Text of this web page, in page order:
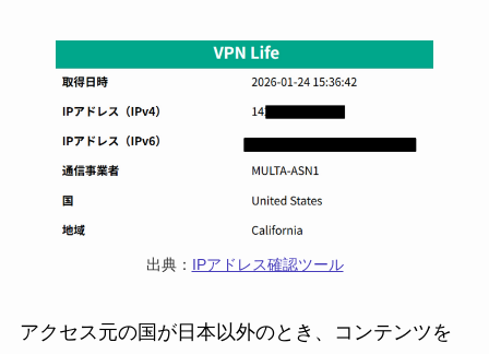
出典： IPアドレス確認ツール
アクセス元の国が日本以外のとき、コンテンツを